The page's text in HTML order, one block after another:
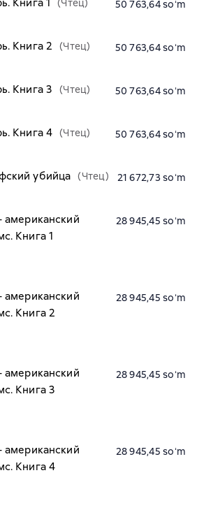
Книга 1
(Чтец)
50 763,64 soʻm
Книга 2
(Чтец)
50 763,64 soʻm
Книга 3
(Чтец)
50 763,64 soʻm
Книга 4 (Чтец)
50 763,64 soʻm
убийца (Чтец)
21 672,73 soʻm
американский
Книга 1
28 945,45 soʻm
американский
Книга 2
28 945,45 soʻm
американский
Книга 3
28 945,45 soʻm
американский
Книга 4
28 945,45 soʻm